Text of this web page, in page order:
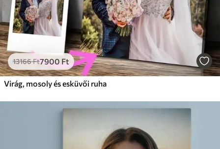
13166Ft7900 Ft
Virág, mosoly és esküvői ruha